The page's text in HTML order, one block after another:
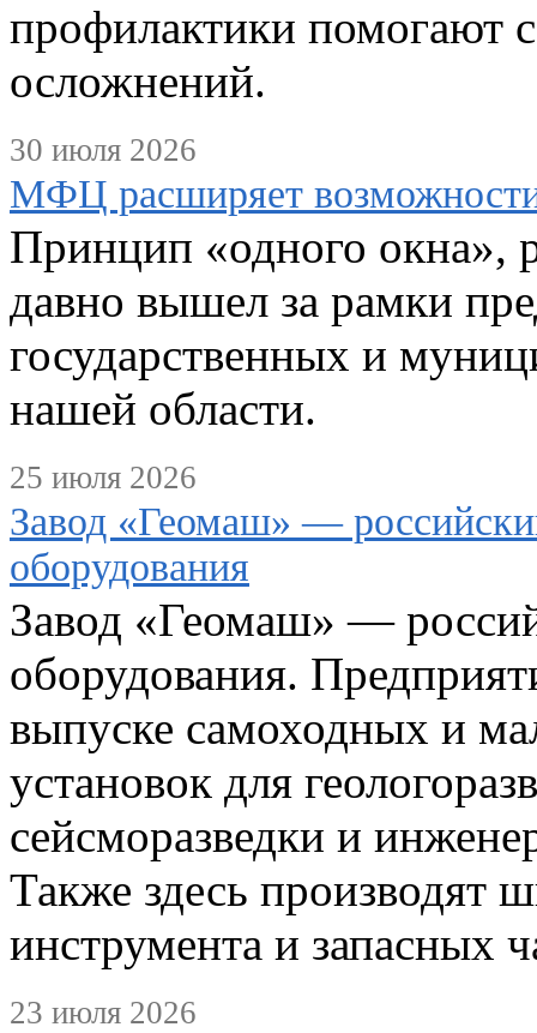
профилактики помогают
осложнений.
30 июля 2026
МФЦ расширяет возможности
Принцип «одного окна»,
давно вышел за рамки
государственных и
нашей области.
25 июля 2026
Завод «Геомаш» —
оборудования
Завод «Геомаш» —
оборудования.
выпуске самоходных и
установок для
сейсморазведки и
Также здесь производят
инструмента и запасных
23 июля 2026